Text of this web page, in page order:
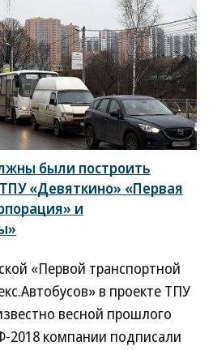
были построить
«Девяткино» «Первая
и
«Первой транспортной
в проекте ТПУ
весной прошлого
компании подписали